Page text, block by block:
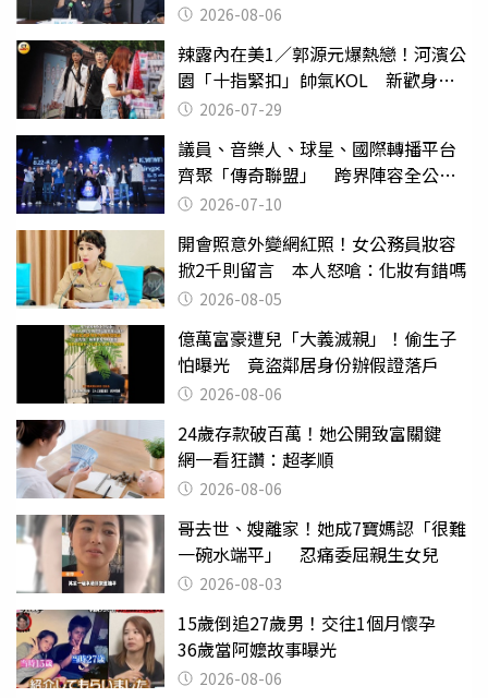
2026-08-06
辣露內在美1／郭源元爆熱戀！河濱公
園「十指緊扣」帥氣KOL 新歡身份
曝光2026-07-29
議員、音樂人、球星、國際轉播平台
齊聚「傳奇聯盟」 跨界陣容全公
開 劍指亞洲新傳奇聯賽
2026-07-10
開會照意外變網紅照！女公務員妝容
掀2千則留言 本人怒嗆：化妝有錯嗎
2026-08-05
億萬富豪遭兒「大義滅親」！偷生子
怕曝光 竟盜鄰居身份辦假證落戶
2026-08-06
24歲存款破百萬！她公開致富關鍵
網一看狂讚：超孝順
2026-08-06
哥去世、嫂離家！她成7寶媽認「很難
一碗水端平」 忍痛委屈親生女兒
2026-08-03
15歲倒追27歲男！交往1個月懷孕
36歲當阿嬤故事曝光
2026-08-06